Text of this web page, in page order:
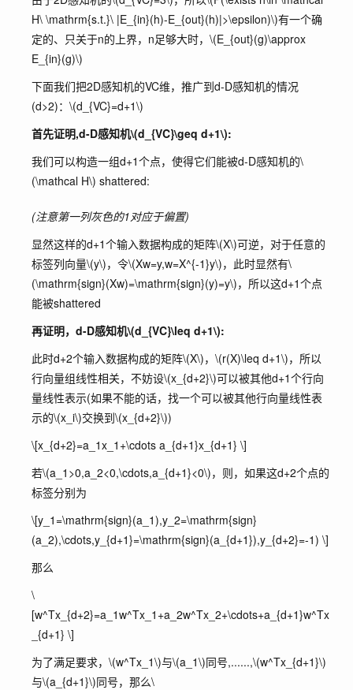
H\ \mathrm{s.t.}\ |E_{in}(h)-E_{out}(h)|>\epsilon)\)有一个确
定的、只关于n的上界，n足够大时， \(E_{out}(g)\approx
E_{in}(g)\)
下面我们把2D感知机的VC维，推广到d-D感知机的情况
(d>2)： \(d_{VC}=d+1\)
首先证明,d-D感知机\(d_{VC}\geq d+1\):
我们可以构造一组d+1个点，使得它们能被d-D感知机的\
(\mathcal H\) shattered:
(注意第一列灰色的1对应于偏置)
显然这样的d+1个输入数据构成的矩阵\(X\)可逆，对于任意的
标签列向量\(y\)，令\(Xw=y,w=X^{-1}y\)，此时显然有\
(\mathrm{sign}(Xw)=\mathrm{sign}(y)=y\)，所以这d+1个点
能被shattered
再证明，d-D感知机\(d_{VC}\leq d+1\):
此时d+2个输入数据构成的矩阵\(X\)， \(r(X)\leq d+1\)，所以
行向量组线性相关，不妨设\(x_{d+2}\)可以被其他d+1个行向
量线性表示(如果不能的话，找一个可以被其他行向量线性表
示的\(x_i\)交换到\(x_{d+2}\))
\[x_{d+2}=a_1x_1+\cdots a_{d+1}x_{d+1} \]
若\(a_1>0,a_2<0,\cdots,a_{d+1}<0\)，则，如果这d+2个点的
标签分别为
\[y_1=\mathrm{sign}(a_1),y_2=\mathrm{sign}
(a_2),\cdots,y_{d+1}=\mathrm{sign}(a_{d+1}),y_{d+2}=-1) \]
那么
\
[w^Tx_{d+2}=a_1w^Tx_1+a_2w^Tx_2+\cdots+a_{d+1}w^Tx
_{d+1} \]
为了满足要求， \(w^Tx_1\)与\(a_1\)同号,......,\(w^Tx_{d+1}\)
与\(a_{d+1}\)同号，那么\